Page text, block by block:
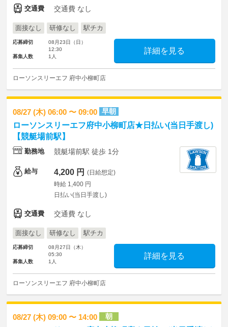
交通費 交通費 なし
面接なし 研修なし 駅チカ
応募締切
08月23日（日）
12:30
募集人数
1人
詳細を見る
ローソンスリーエフ 府中小柳町店
08/27 (木) 06:00 〜 09:00 早朝
ローソンスリーエフ府中小柳町店★日払い(当日手渡し)
【競艇場前駅】
勤務地 競艇場前駅 徒歩 1分
給与 4,200 円 (日給想定)
時給 1,400 円
日払い(当日手渡し)
交通費 交通費 なし
面接なし 研修なし 駅チカ
応募締切
08月27日（木）
05:30
募集人数
1人
詳細を見る
ローソンスリーエフ 府中小柳町店
08/27 (木) 09:00 〜 14:00 朝